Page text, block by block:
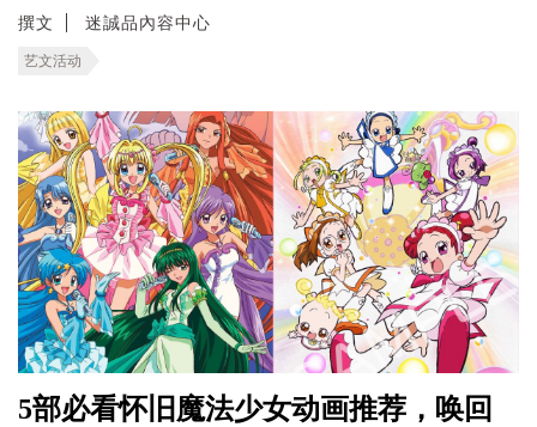
撰文 迷誠品內容中心
艺文活动
5部必看怀旧魔法少女动画推荐，唤回